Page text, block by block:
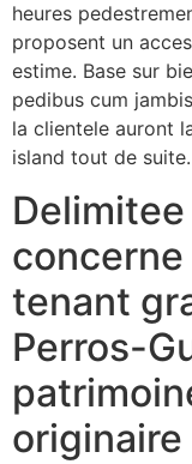
heures
proposent un
estime. Base sur
pedibus cum
la clientele auront
island tout de suite.
concerne
tenant
Perros-